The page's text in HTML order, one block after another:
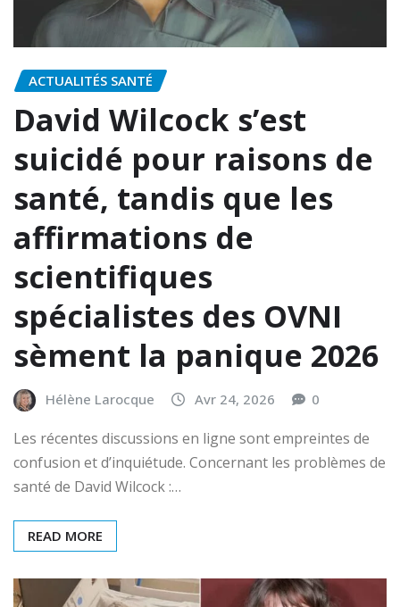
ACTUALITÉS SANTÉ
David Wilcock s’est
suicidé pour raisons de
santé, tandis que les
affirmations de
scientifiques
spécialistes des OVNI
sèment la panique 2026
Hélène Larocque Avr 24, 2026 0
Les récentes discussions en ligne sont empreintes de
confusion et d’inquiétude. Concernant les problèmes de
santé de David Wilcock :…
READ MORE